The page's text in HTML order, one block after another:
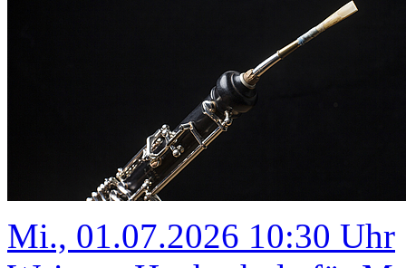
Mi., 01.07.2026 10:30 Uhr